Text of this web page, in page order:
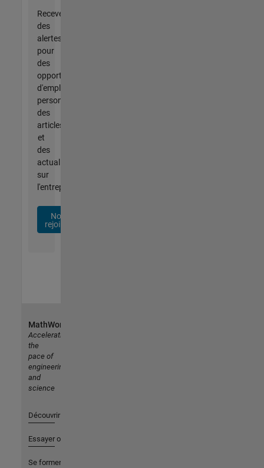
Recevez
des
alertes
pour
des
opportunités
d'emploi
personnalisées,
des
articles
et
des
actualités
sur
l'entreprise.
Nous
rejoindre
MathWorks
Accelerating
the
pace of
engineering
and
science
Découvrir les produits
Essayer ou acheter
Se former